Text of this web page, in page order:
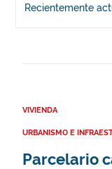
Recientemente
VIVIENDA
URBANISMO E
Parcelario